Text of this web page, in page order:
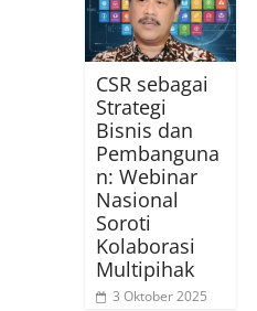
CSR sebagai
Strategi
Bisnis dan
Pembanguna
n: Webinar
Nasional
Soroti
Kolaborasi
Multipihak
3 Oktober 2025